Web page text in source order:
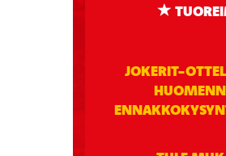
JOKERIT-